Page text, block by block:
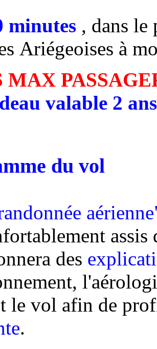
minutes , dans le
Ariégeoises à
MAX
valable 2 ans
du vol
des
le vol afin de
.